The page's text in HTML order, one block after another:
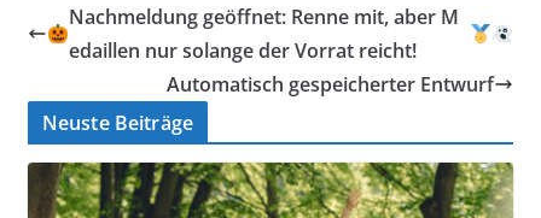
Nachmeldung geöffnet: Renne mit, aber M
edaillen nur solange der Vorrat reicht!
Automatisch gespeicherter Entwurf
Neuste Beiträge